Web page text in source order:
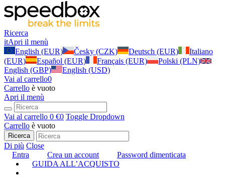
Ricerca
itApri il menù
English (EUR)
Česky (CZK) Deutsch (EUR)
Italiano
(EUR)
Español (EUR) Français (EUR)
Polski (PLN)
English (GBP)
English (USD)
Vai al carrello0
Carrello è vuoto
Apri il menù
Vai al carrello 0 €0 Toggle Dropdown
Carrello è vuoto
Ricerca
Di più Close
Entra
Crea un account
Password dimenticata
GUIDA ALL’ACQUISTO